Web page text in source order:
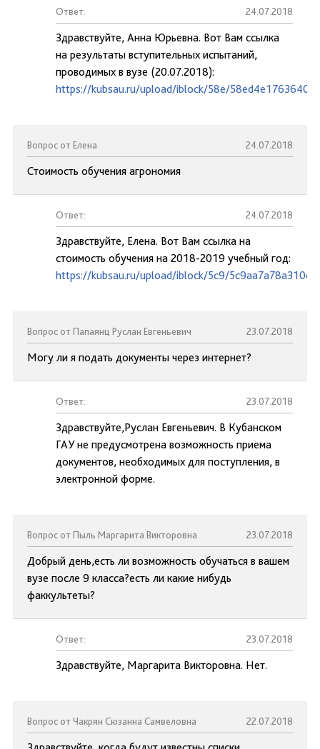
Ответ: 24.07.2018
Здравствуйте, Анна Юрьевна. Вот Вам ссылка
на результаты вступительных испытаний,
проводимых в вузе (20.07.2018):
https://kubsau.ru/upload/iblock/58e/
Вопрос от Елена 24.07.2018
Стоимость обучения агрономия
Ответ: 24.07.2018
Здравствуйте, Елена. Вот Вам ссылка на
стоимость обучения на 2018-2019 учебный год:
https://kubsau.ru/upload/iblock/5c9/
Вопрос от Папаянц Руслан Евгеньевич 23.07.2018
Могу ли я подать документы через интернет?
Ответ: 23.07.2018
Здравствуйте,Руслан Евгеньевич. В Кубанском
ГАУ не предусмотрена возможность приема
документов, необходимых для поступления, в
электронной форме.
Вопрос от Пыль Маргарита Викторовна 23.07.2018
Добрый день,есть ли возможность обучаться в вашем
вузе после 9 класса?есть ли какие нибудь
факкультеты?
Ответ: 23.07.2018
Здравствуйте, Маргарита Викторовна. Нет.
Вопрос от Чакрян Сюзанна Самвеловна 22.07.2018